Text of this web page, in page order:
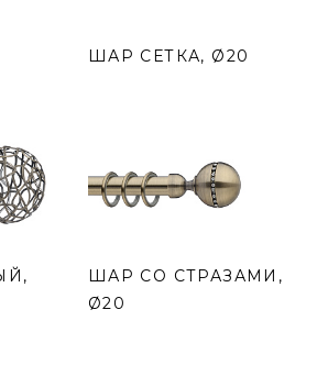
ШАР СЕТКА, Ø20
ШАР СО СТРАЗАМИ,
Ø20